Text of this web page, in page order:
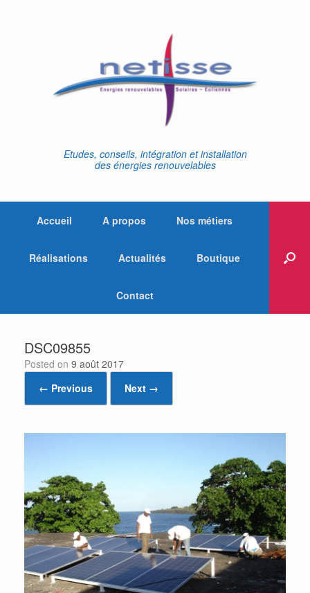
Etudes, conseils, intégration et installation
des énergies renouvelables
Accueil A propos Nos métiers
Réalisations Actualités Boutique
Contact
DSC09855
Posted on 9 août 2017
← Previous
Next →